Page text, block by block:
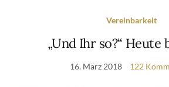
Vereinbarkeit
„Und Ihr so?“ Heute
16. März 2018 122